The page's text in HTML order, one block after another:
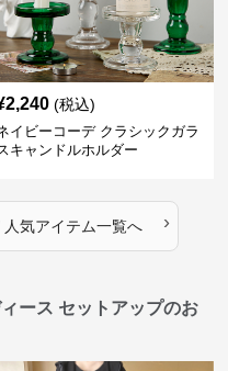
2,240 (税込)
イビーコーデ クラシックガラ
キャンドルホルダー
気アイテム一覧へ ›
ース セットアップのお